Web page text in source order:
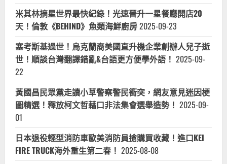
米其林摘星世界最快紀錄！光速晉升一星餐廳開店20
天！倫敦《BEHIND》魚類海鮮廚房2025-09-23
塞考斯基過世！烏克蘭裔美國直升機企業創辦人兒子逝
世！順談台灣翻譯錯亂&台語更方便學外語！ 2025-09-
22
黃國昌民眾黨走讀小草警察警民衝突，網友意見迷因梗
圖精選！釋放柯文哲藉口非法集會選舉造勢！ 2025-09-
01
日本退役輕型消防車歐美消防員搶購買收藏！進口KEI
FIRE TRUCK海外重生第二春！ 2025-08-08